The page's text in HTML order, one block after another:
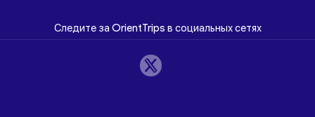
Следите за OrientTrips в социальных сетях